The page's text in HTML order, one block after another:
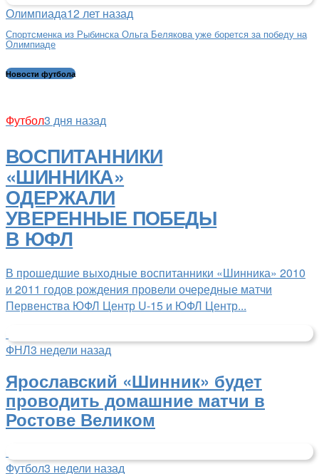
Олимпиада12 лет назад
Спортсменка из Рыбинска Ольга Белякова уже борется за победу на
Олимпиаде
Новости футбола
Футбол3 дня назад
ВОСПИТАННИКИ
«ШИННИКА»
ОДЕРЖАЛИ
УВЕРЕННЫЕ ПОБЕДЫ
В ЮФЛ
В прошедшие выходные воспитанники «Шинника» 2010
и 2011 годов рождения провели очередные матчи
Первенства ЮФЛ Центр U-15 и ЮФЛ Центр...
ФНЛ3 недели назад
Ярославский «Шинник» будет
проводить домашние матчи в
Ростове Великом
Футбол3 недели назад